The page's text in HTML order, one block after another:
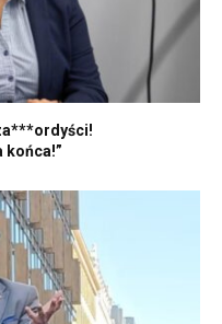
końca!”